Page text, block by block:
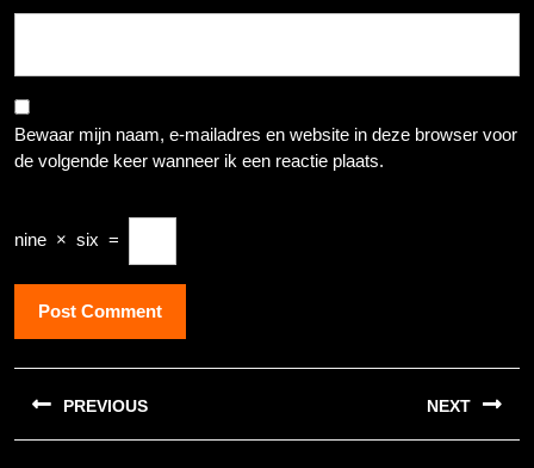
Bewaar mijn naam, e-mailadres en website in deze browser voor
de volgende keer wanneer ik een reactie plaats.
nine × six =
Berichtnavigatie
PREVIOUS NEXT